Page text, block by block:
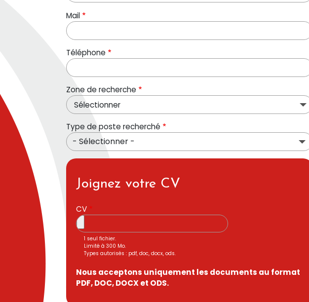
Mail
Téléphone
Zone de recherche
Sélectionner
Type de poste recherché
- Sélectionner -
Joignez votre CV
CV
1 seul fichier.
Limité à 300 Mo.
Types autorisés : pdf, doc, docx, ods.
Nous acceptons uniquement les documents au format
PDF, DOC, DOCX et ODS.